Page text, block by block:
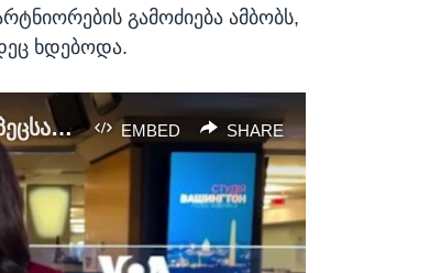
გამოძიება ამბობს,
ხდებოდა.
EMBED SHARE
ე.წ. "ჰავანის სინდრომის" და რუსული სპეცსამსახურების კვალი თბილისში